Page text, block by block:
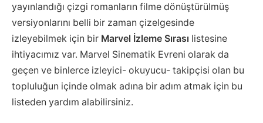
yayınlandığı çizgi romanların filme dönüştürülmüş
versiyonlarını belli bir zaman çizelgesinde
izleyebilmek için bir Marvel İzleme Sırası listesine
ihtiyacımız var. Marvel Sinematik Evreni olarak da
geçen ve binlerce izleyici- okuyucu- takipçisi olan bu
topluluğun içinde olmak adına bir adım atmak için bu
listeden yardım alabilirsiniz.